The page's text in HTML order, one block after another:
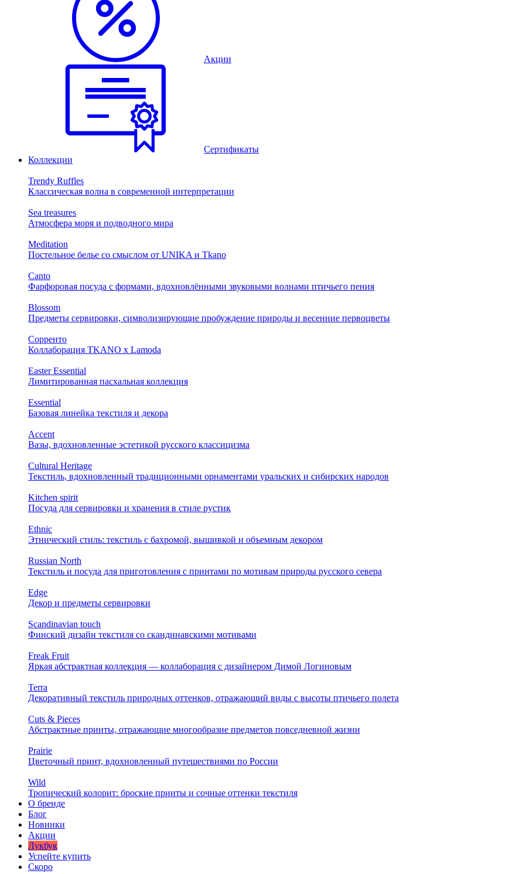
Акции
Сертификаты
Коллекции
Trendy Ruffles
Классическая волна в современной интерпретации
Sea treasures
Атмосфера моря и подводного мира
Meditation
Постельное белье со смыслом от UNIKA и Tkano
Canto
Фарфоровая посуда с формами, вдохновлёнными звуковыми волнами птичьего пения
Blossom
Предметы сервировки, символизирующие пробуждение природы и весенние первоцветы
Сорренто
Коллаборация TKANO х Lamoda
Easter Essential
Лимитированная пасхальная коллекция
Essential
Базовая линейка текстиля и декора
Accent
Вазы, вдохновленные эстетикой русского классицизма
Cultural Heritage
Текстиль, вдохновленный традиционными орнаментами уральских и сибирских народов
Kitchen spirit
Посуда для сервировки и хранения в стиле рустик
Ethnic
Этнический стиль: текстиль с бахромой, вышивкой и объемным декором
Russian North
Текстиль и посуда для приготовления с принтами по мотивам природы русского севера
Edge
Декор и предметы сервировки
Scandinavian touch
Финский дизайн текстиля со скандинавскими мотивами
Freak Fruit
Яркая абстрактная коллекция — коллаборация с дизайнером Димой Логиновым
Terra
Декоративный текстиль природных оттенков, отражающий виды с высоты птичьего полета
Cuts & Pieces
Абстрактные принты, отражающие многообразие предметов повседневной жизни
Prairie
Цветочный принт, вдохновленный путешествиями по России
Wild
Тропический колорит: броские принты и сочные оттенки текстиля
О бренде
Блог
Новинки
Акции
Лукбук
Успейте купить
Скоро